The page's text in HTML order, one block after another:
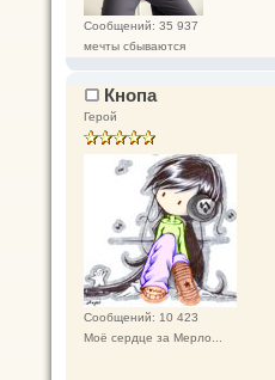
Сообщений: 35 937
мечты сбываются
Кнопа
Герой
Сообщений: 10 423
Моё сердце за Мерло...